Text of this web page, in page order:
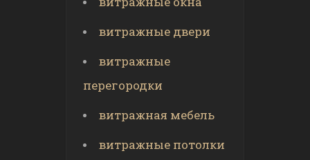
витражные двери
витражные
перегородки
витражная мебель
витражные потолки